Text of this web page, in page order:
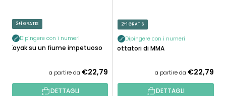
2+1 GRATIS
Dipingere con i numeri
Kayak su un fiume impetuoso
a partire da €22,79
DETTAGLI
2+1 GRATIS
Dipingere con i numeri
Lottatori di MMA
a partire da €22,79
DETTAGLI